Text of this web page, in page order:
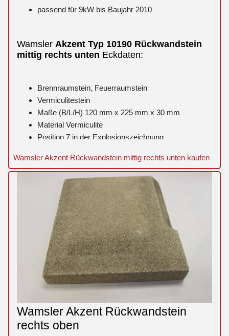
passend für 9kW bis Baujahr 2010
Wamsler Akzent Typ 10190 Rückwandstein
mittig rechts unten Eckdaten:
Brennraumstein, Feuerraumstein
Vermiculitestein
Maße (B/L/H) 120 mm x 225 mm x 30 mm
Material Vermiculite
Position 7 in der Explosionszeichnung
Wamsler Akzent Rückwandstein mittig rechts unten kaufen
Wamsler Akzent Rückwandstein
rechts oben